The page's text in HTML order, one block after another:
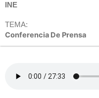
INE
TEMA:
Conferencia De Prensa